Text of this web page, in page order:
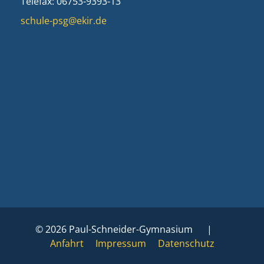
schule-psg@ekir.de
© 2026 Paul-Schneider-Gymnasium |
Anfahrt
Impressum Datenschutz